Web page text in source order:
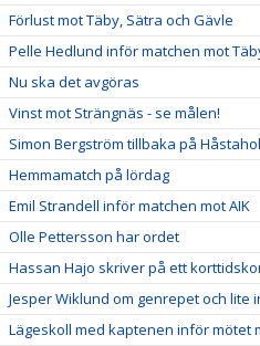
Förlust mot Täby, Sätra och Gävle
Pelle Hedlund inför matchen mot
Nu ska det avgöras
Vinst mot Strängnäs - se målen!
Simon Bergström tillbaka på
Hemmamatch på lördag
Emil Strandell inför matchen mot AIK
Olle Pettersson har ordet
Hassan Hajo skriver på ett
Jesper Wiklund om genrepet och lite
Lägeskoll med kaptenen inför mötet